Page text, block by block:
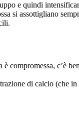
e quindi
si assottigliano
compromessa, c’è
di calcio (che